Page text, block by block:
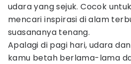
udara yang sejuk. Cocok
mencari inspirasi di alam
suasananya tenang.
Apalagi di pagi hari, udara
kamu betah berlama-lama